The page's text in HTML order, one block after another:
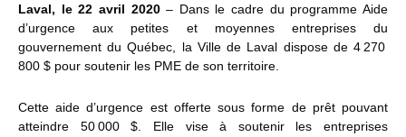
Laval, le 22 avril 2020– Dans le cadre du programme Aide
d’urgence aux petites et moyennes entreprises du
gouvernement du Québec, la Ville de Laval dispose de 4 270
800 $ pour soutenir les PME de son territoire.
Cette aide d’urgence est offerte sous forme de prêt pouvant
atteindre 50 000 $. Elle vise à soutenir les entreprises